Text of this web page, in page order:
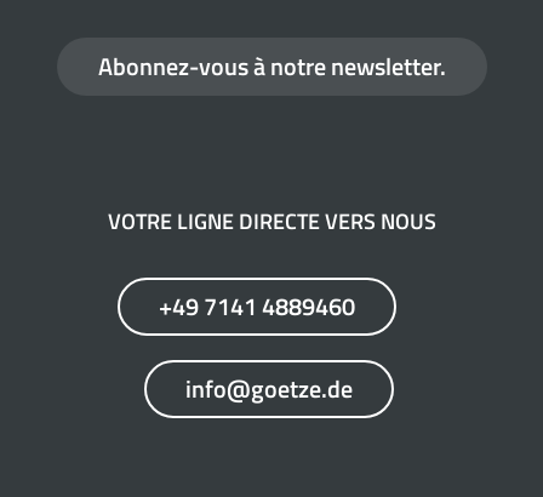
Abonnez-vous à notre newsletter.
VOTRE LIGNE DIRECTE VERS NOUS
+49 7141 4889460
info@goetze.de